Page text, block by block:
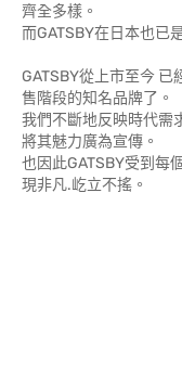
齊全
而GATSBY在日本也已
GATSBY從上市至今
售階段
我們不斷地反映時代需
將其魅力廣為宣傳。
也因此GATSBY受到每
現非凡.屹立不搖。